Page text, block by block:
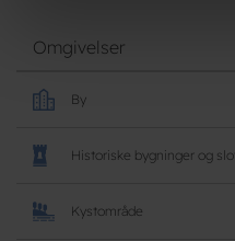
Omgivelser
By
Historiske bygninger og
Kystområde